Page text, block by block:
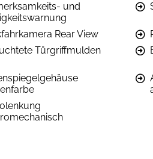
und
Rear View
Türgriffmulden